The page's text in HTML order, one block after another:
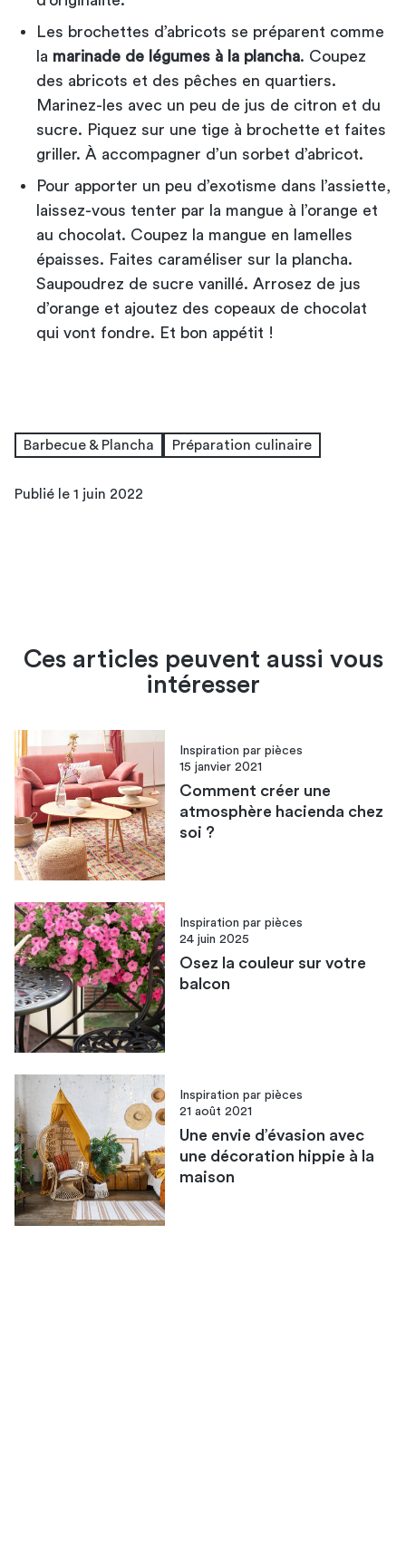
Les brochettes d’abricots se préparent comme
la marinade de légumes à la plancha. Coupez
des abricots et des pêches en quartiers.
Marinez-les avec un peu de jus de citron et du
sucre. Piquez sur une tige à brochette et faites
griller. À accompagner d’un sorbet d’abricot.
Pour apporter un peu d’exotisme dans l’assiette,
laissez-vous tenter par la mangue à l’orange et
au chocolat. Coupez la mangue en lamelles
épaisses. Faites caraméliser sur la plancha.
Saupoudrez de sucre vanillé. Arrosez de jus
d’orange et ajoutez des copeaux de chocolat
qui vont fondre. Et bon appétit !
Barbecue & Plancha Préparation culinaire
Publié le 1 juin 2022
Ces articles peuvent aussi vous
intéresser
Inspiration par pièces
15 janvier 2021
Comment créer une
atmosphère hacienda chez
soi ?
Inspiration par pièces
24 juin 2025
Osez la couleur sur votre
balcon
Inspiration par pièces
21 août 2021
Une envie d’évasion avec
une décoration hippie à la
maison